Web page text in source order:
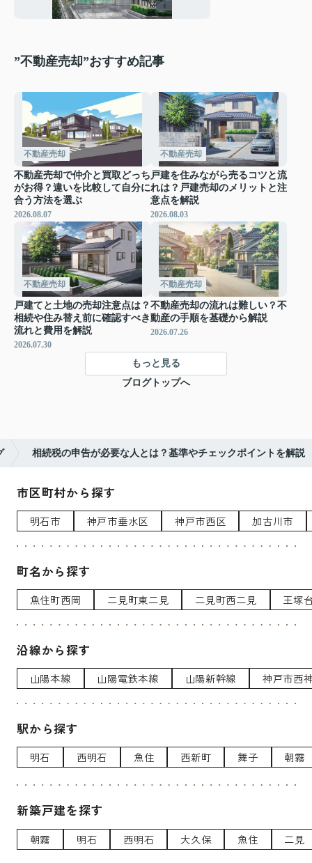
”不動産売却”おすすめ記事
不動産売却
不動産売却で仲介と買取どっち
がお得？違いを比較して自分に
合う方法を選ぶ
2026.08.07
不動産売却
戸建を住みながら売るコツと流
れは？戸建売却のメリットと注
意点を解説
2026.08.03
不動産売却
戸建てと土地の売却注意点は？
相続や住み替え前に確認すべき
流れと費用を解説
2026.07.30
不動産売却
不動産売却の流れは難しい？不
動産の手順を基礎から解説
2026.07.26
もっと見る
ブログトップへ
相続税の申告が必要な人とは？基準やチェックポイントを解説
市区町村から探す
明石市 神戸市垂水区 神戸市西区 加古川市
町名から探す
魚住町西岡 二見町東二見 二見町西二見 王塚
沿線から探す
山陽本線 山陽電鉄本線 山陽新幹線 神戸市西
駅から探す
明石 西明石 魚住 西新町 舞子 朝霧
新築戸建を探す
朝霧 明石 西明石 大久保 魚住 二見